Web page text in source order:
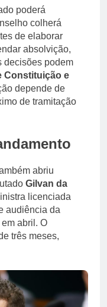
poderá
colherá
de elaborar
absolvição,
decisões podem
Constituição e
depende de
de tramitação
abriu
Gilvan da
licenciada
audiência da
abril. O
três meses,